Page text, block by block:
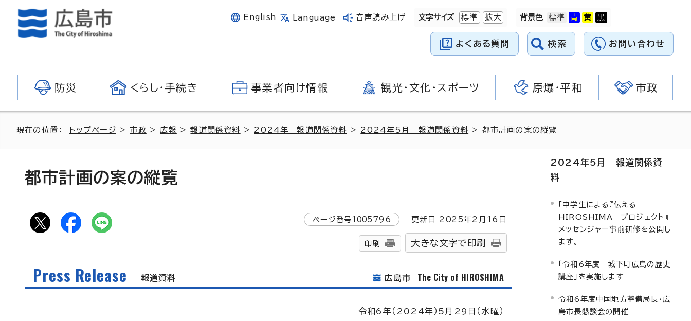
English Language 音声読み上げ 文字サイズ 標準 拡大 背景色
よくある質問 検索 お問い合わせ
防災 くらし・手続き 事業者向け情報 観光・文化・スポーツ 原爆・平和 市政
現在の位置： トップページ >市政 > 広報 >報道関係資料 > 2024年 報道関係資料 > 2024年5月 報道関係資料 > 都市計画の案の縦覧
都市計画の案の縦覧
ページ番号1005796 更新日 2025年2月 16 日
印刷 大きな文字で印刷
Press Release 報道資料 広島市 The City of HIROSHIMA
令和6年（2024年）5月29日（水曜）
2024年5月 報道関係資
料
「中学生による『伝える
HIROSHIMA プロジェクト』
メッセンジャー事前研修を公開し
ます。
「令和6年度 城下町広島の歴史
講座」を実施します
令和6年度中国地方整備局長・広
島市長懇談会の開催